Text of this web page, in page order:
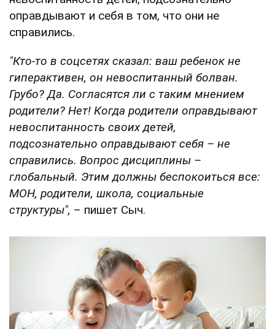
оправдывают и себя в том, что они не
справились.
"Кто-то в соцсетях сказал: ваш ребенок не
гиперактивен, он невоспитанный болван.
Грубо? Да. Согласятся ли с таким мнением
родители? Нет! Когда родители оправдывают
невоспитанность своих детей,
подсознательно оправдывают себя – не
справились. Вопрос дисциплины –
глобальный. Этим должны беспокоиться все:
МОН, родители, школа, социальные
структуры", – пишет Сыч.